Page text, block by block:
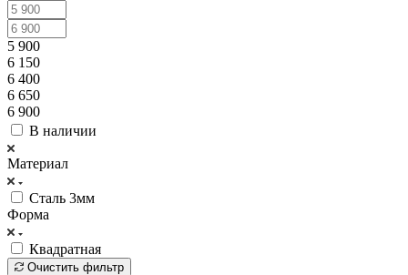
5 900
6 150
6 400
6 650
6 900
В наличии
Материал
Сталь 3мм
Форма
Квадратная
Очистить фильтр